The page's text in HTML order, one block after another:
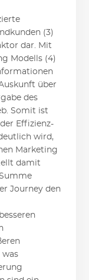
(3)
dar. Mit
Modells (4)
über
des
Somit ist
Effizienz-
wird,
Marketing
damit
Journey den
was